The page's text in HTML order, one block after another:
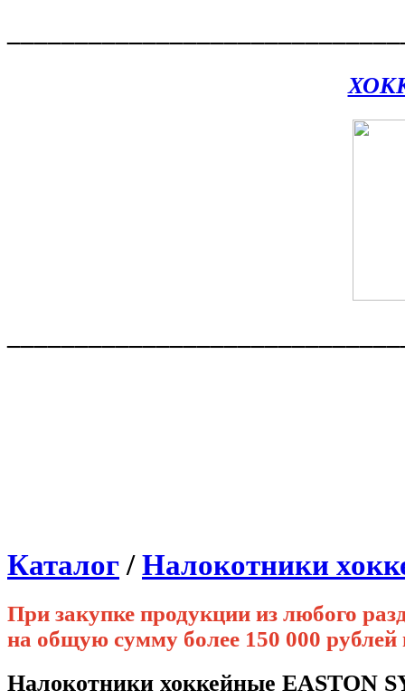
Каталог /Налокотники
При закупке продукции из любого
на общую сумму более 150 000
Налокотники хоккейные EASTON